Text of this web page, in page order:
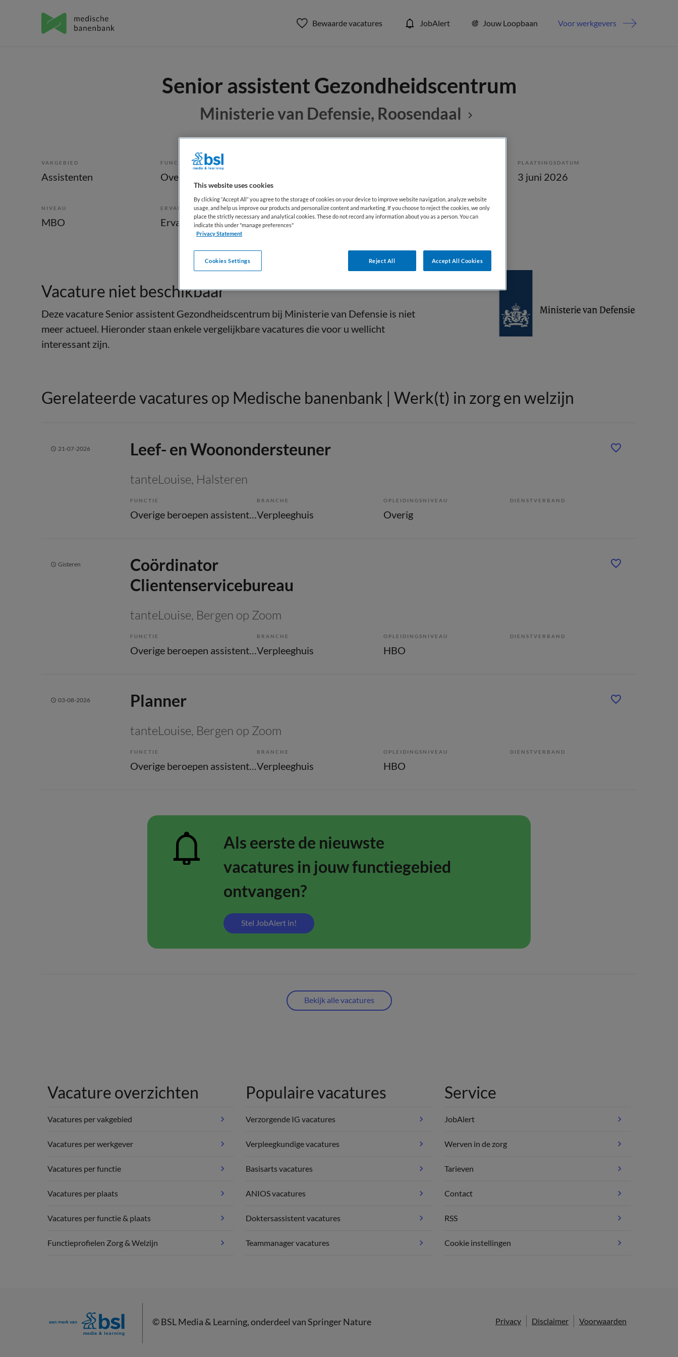
Bewaarde vacatures JobAlert Jouw Loopbaan Voor werkgevers
Senior assistent Gezondheidscentrum
Ministerie van Defensie, Roosendaal
VAKGEBIED
Assistenten
FUNCTIE PLAATSINGSDATUM
3 juni 2026
NIVEAU
MBO
ERVARING
Ervaren
DIENSTVERBAND
Fulltime
Vacature niet beschikbaar
Deze vacature Senior assistent Gezondheidscentrum bij Ministerie van Defensie is niet
meer actueel. Hieronder staan enkele vergelijkbare vacatures die voor u wellicht
interessant zijn.
Gerelateerde vacatures op Medische banenbank | Werk(t) in zorg en welzijn
21-07-2026 Leef- en Woonondersteuner
tanteLouise, Halsteren
FUNCTIE
Overige beroepen assistenten
BRANCHE
Verpleeghuis
OPLEIDINGSNIVEAU
Overig
DIENSTVERBAND
Gisteren
Coördinator
Clientenservicebureau
tanteLouise, Bergen op Zoom
FUNCTIE
Overige beroepen assistenten
BRANCHE
Verpleeghuis
OPLEIDINGSNIVEAU
HBO
DIENSTVERBAND
03-08-2026 Planner
tanteLouise, Bergen op Zoom
FUNCTIE
Overige beroepen assistenten
BRANCHE
Verpleeghuis
OPLEIDINGSNIVEAU
HBO
DIENSTVERBAND
Als eerste de nieuwste
vacatures in jouw functiegebied
ontvangen?
Stel JobAlert in!
Bekijk alle vacatures
Vacature overzichten
Vacatures per vakgebied
Vacatures per werkgever
Vacatures per functie
Vacatures per plaats
Vacatures per functie & plaats
Functieprofielen Zorg & Welzijn
Populaire vacatures
Verzorgende IG vacatures
Verpleegkundige vacatures
Basisarts vacatures
ANIOS vacatures
Doktersassistent vacatures
Teammanager vacatures
Service
JobAlert
Werven in de zorg
Tarieven
Contact
RSS
Cookie instellingen
Privacy Disclaimer Voorwaarden
©BSL Media & Learning, onderdeel vanSpringer Nature
This website uses cookies
By clicking “Accept All” you agree to the storage of cookies on your device to improve website navigation, analyze website
usage, and help us improve our products and personalize content and marketing. If you choose to reject the cookies, we only
place the strictly necessary and analytical cookies. These do not record any information about you as a person. You can
indicate this under "manage preferences"
Privacy Statement
Reject All Accept All Cookies
Cookies Settings